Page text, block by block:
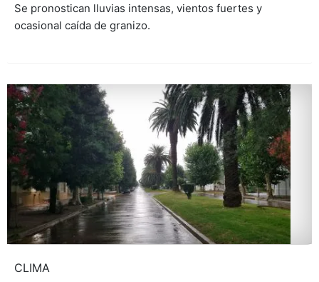
Se pronostican lluvias intensas, vientos fuertes y
ocasional caída de granizo.
CLIMA